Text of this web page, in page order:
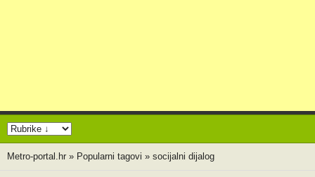
Metro-portal.hr » Popularni tagovi » socijalni dijalog